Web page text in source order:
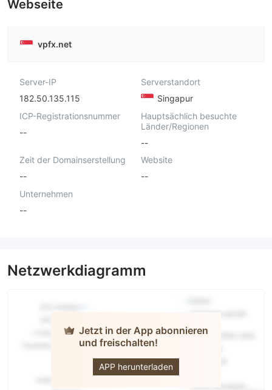
Webseite
vpfx.net
Server-IP
182.50.135.115
Serverstandort
Singapur
ICP-Registrationsnummer
--
Hauptsächlich besuchte
Länder/Regionen
--
Zeit der Domainserstellung
--
Website
--
Unternehmen
--
Netzwerkdiagramm
Jetzt in der App abonnieren
und freischalten!
APP herunterladen
VPFX